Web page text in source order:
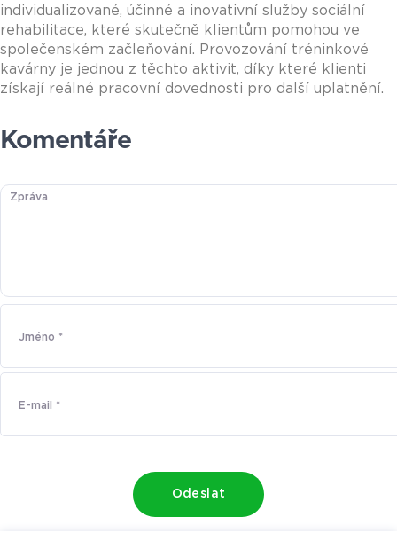
individualizované, účinné a inovativní služby sociální
rehabilitace, které skutečně klientům pomohou ve
společenském začleňování. Provozování tréninkové
kavárny je jednou z těchto aktivit, díky které klienti
získají reálné pracovní dovednosti pro další uplatnění.
Komentáře
Odeslat